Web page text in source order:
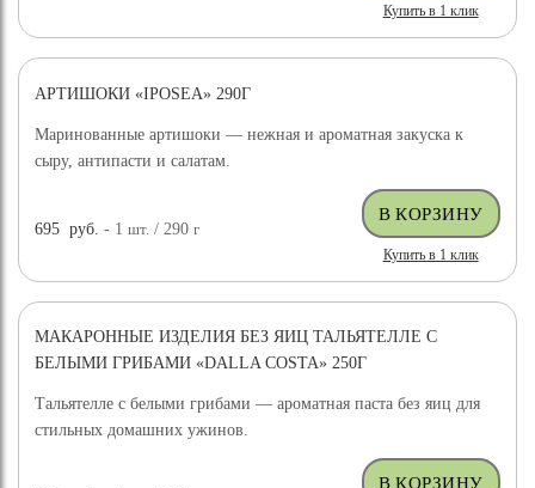
Купить в 1 клик
АРТИШОКИ «IPOSEA» 290Г
Маринованные артишоки — нежная и ароматная закуска к
сыру, антипасти и салатам.
695 руб. - 1шт. / 290г
Купить в 1 клик
МАКАРОННЫЕ ИЗДЕЛИЯ БЕЗ ЯИЦ ТАЛЬЯТЕЛЛЕ С
БЕЛЫМИ ГРИБАМИ «DALLA COSTA» 250Г
Тальятелле с белыми грибами — ароматная паста без яиц для
стильных домашних ужинов.